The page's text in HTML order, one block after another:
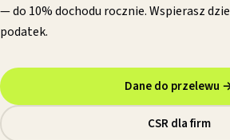
— do 10% dochodu rocznie. Wspierasz
podatek.
Dane do przelewu
CSR dla firm